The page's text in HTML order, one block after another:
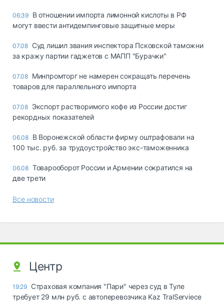
06:39 В отношении импорта лимонной кислоты в РФ
могут ввести антидемпинговые защитные меры
07.08 Суд лишил звания инспектора Псковской таможни
за кражу партии гаджетов с МАПП "Бурачки"
07.08 Минпромторг не намерен сокращать перечень
товаров для параллельного импорта
07.08 Экспорт растворимого кофе из России достиг
рекордных показателей
06.08 В Воронежской области фирму оштрафовали на
100 тыс. руб. за трудоустройство экс-таможенника
06.08 Товарооборот России и Армении сократился на
две трети
Все новости
Центр
19:29 Страховая компания "Пари" через суд в Туле
требует 29 млн руб. с автоперевозчика Kaz TralServiece